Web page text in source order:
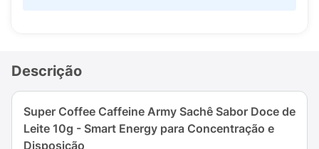
Descrição
Super Coffee Caffeine Army Sachê Sabor Doce de
Leite 10g - Smart Energy para Concentração e
Disposição